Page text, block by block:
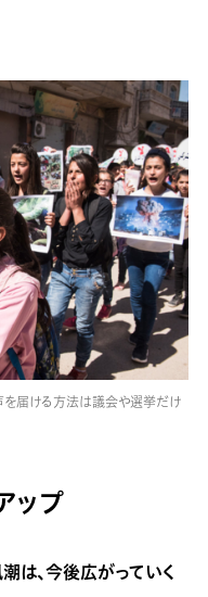
を届ける方法は議会や選挙だけ
ップ
は、今後広がっていく